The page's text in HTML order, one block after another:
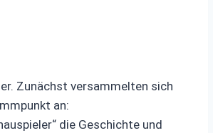
Zunächst versammelten sich
Programmpunkt an:
die Geschichte und